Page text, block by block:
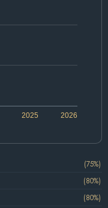
2026
2025
(75%)
(80%)
(80%)